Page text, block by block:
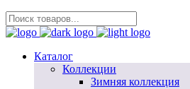
Каталог
Коллекции
Зимняя коллекция